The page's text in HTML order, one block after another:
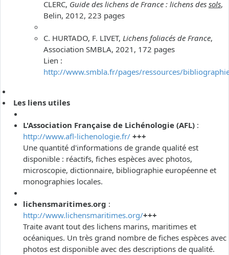
CLERC, Guide des lichens de France : lichens des sols,
Belin, 2012, 223 pages
C. HURTADO, F. LIVET, Lichens foliacés de France,
Association SMBLA, 2021, 172 pages
Lien :
http://www.smbla.fr/pages/ressources/
Les liens utiles
L'Association Française de Lichénologie (AFL) :
http://www.afl-lichenologie.fr/ +++
Une quantité d'informations de grande qualité est
disponible : réactifs, fiches espèces avec photos,
microscopie, dictionnaire, bibliographie européenne et
monographies locales.
lichensmaritimes.org :
http://www.lichensmaritimes.org/+++
Traite avant tout des lichens marins, maritimes et
océaniques. Un très grand nombre de fiches espèces avec
photos est disponible avec des descriptions de qualité.